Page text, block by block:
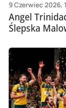
9 Czerwiec 2026,
Angel
Ślepska